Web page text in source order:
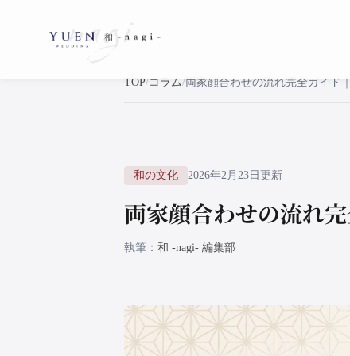
TOP コラム
和の文化 2026年2月23日更新
両家顔合わせの流れ
執筆 和 -nagi- 編集部